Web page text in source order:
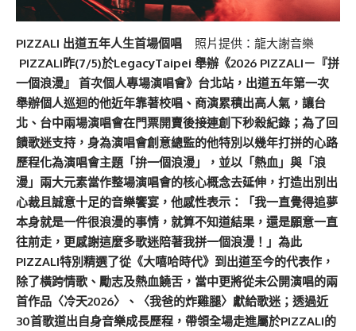
PIZZALI 出道五年人生首場個唱 照片提供：龍大謝音樂
PIZZALI昨(7/5)於LegacyTaipei 舉辦《2026 PIZZALI－『拼
一個浪漫』 首次個人專場演唱會》台北站，出道五年第一次
舉辦個人巡迴的他近年靠著校唱、商演累積出高人氣，讓台
北、台中兩場演唱會在門票開賣後接連創下秒殺紀錄；為了回
饋歌迷支持，身為演唱會創意總監的他特別以幾年打拼的心路
歷程化為演唱會主題「拚一個浪漫」，並以「熱血」與「浪
漫」兩大元素當作整場演唱會的核心概念去延伸，打造出別出
心裁且誠意十足的音樂饗宴，他感性表示：「我一直覺得追夢
本身就是一件很浪漫的事情，就算不知道結果，還是願意一直
往前走，更感謝這麼多歌迷陪著我拼一個浪漫！」為此
PIZZALI特別精選了從《大嘻哈時代》到出道至今的代表作，
除了橫跨情歌、勵志及熱血饒舌，當中更將從未公開演唱的兩
首作品〈冷天2026〉、〈我爸的炸雞腿〉獻給歌迷；透過近
30首歌道出自身音樂成長歷程，帶領全場走進屬於PIZZALI的